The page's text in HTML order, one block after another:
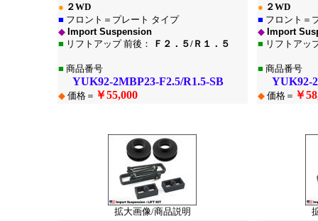
● ２WD
■ フロント＝プレート タイプ
◆ Import Suspension
■ リフトアップ 前後： Ｆ２．５/Ｒ１．５
■ 商品番号
YUK92-2MBP23-F2.5/R1.5-SB
◆価格＝ ￥55,000
● ２WD
■ フロント＝
◆ Import
■ リフトアッ
■ 商品番号
YUK92-
◆価格＝ ￥
拡大画像/商品説明